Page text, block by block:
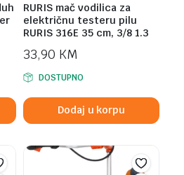
RURIS mač vodilica za
električnu testeru pilu
RURIS 316E 35 cm, 3/8 1.3
33,90 KM
DOSTUPNO
Dodaj u korpu